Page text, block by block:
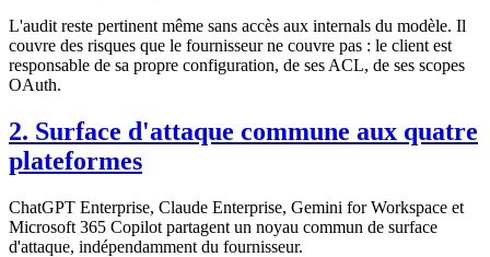
L'audit reste pertinent même sans accès aux internals du modèle. Il
couvre des risques que le fournisseur ne couvre pas : le client est
responsable de sa propre configuration, de ses ACL, de ses scopes
OAuth.
2. Surface d'attaque commune aux quatre
plateformes
ChatGPT Enterprise, Claude Enterprise, Gemini for Workspace et
Microsoft 365 Copilot partagent un noyau commun de surface
d'attaque, indépendamment du fournisseur.